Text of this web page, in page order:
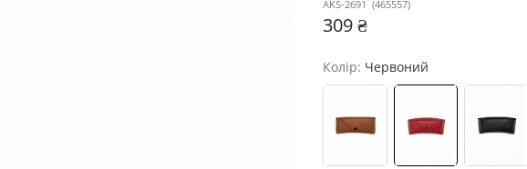
AKS-2691 (465557)
309 ₴
Колір: Червоний